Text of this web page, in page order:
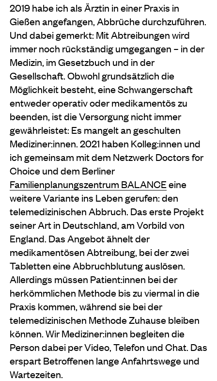
2019 habe ich als Ärztin in einer Praxis in
Gießen angefangen, Abbrüche durchzuführen.
Und dabei gemerkt: Mit Abtreibungen wird
immer noch rückständig umgegangen – in der
Medizin, im Gesetzbuch und in der
Gesellschaft. Obwohl grundsätzlich die
Möglichkeit besteht, eine Schwangerschaft
entweder operativ oder medikamentös zu
beenden, ist die Versorgung nicht immer
gewährleistet: Es mangelt an geschulten
Mediziner:innen. 2021 haben Kolleg:innen und
ich gemeinsam mit dem Netzwerk Doctors for
Choice und dem Berliner
Familienplanungszentrum BALANCEeine
weitere Variante ins Leben gerufen: den
telemedizinischen Abbruch. Das erste Projekt
seiner Art in Deutschland, am Vorbild von
England. Das Angebot ähnelt der
medikamentösen Abtreibung, bei der zwei
Tabletten eine Abbruchblutung auslösen.
Allerdings müssen Patient:innen bei der
herkömmlichen Methode bis zu viermal in die
Praxis kommen, während sie bei der
telemedizinischen Methode Zuhause bleiben
können. Wir Mediziner:innen begleiten die
Person dabei per Video, Telefon und Chat. Das
erspart Betroffenen lange Anfahrtswege und
Wartezeiten.